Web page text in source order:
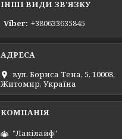
ІНШІ ВИДИ ЗВ'ЯЗКУ
Viber +380633635845
вул. Бориса Тена, 5, 10008,
Житомир, Україна
"Лакілайф"